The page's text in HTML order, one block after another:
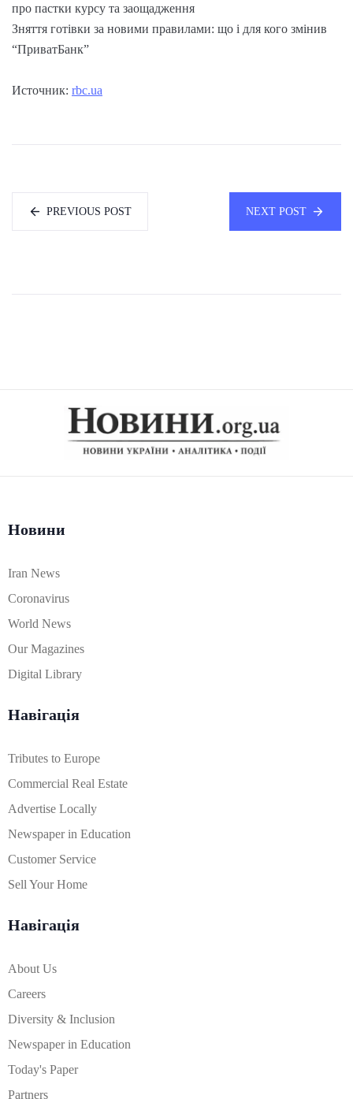
про пастки курсу та заощадження
Зняття готівки за новими правилами: що і для кого змінив
“ПриватБанк”
Источник: rbc.ua
PREVIOUS POST NEXT POST
Новини
Iran News
Coronavirus
World News
Our Magazines
Digital Library
Навігація
Tributes to Europe
Commercial Real Estate
Advertise Locally
Newspaper in Education
Customer Service
Sell Your Home
Навігація
About Us
Careers
Diversity & Inclusion
Newspaper in Education
Today's Paper
Partners